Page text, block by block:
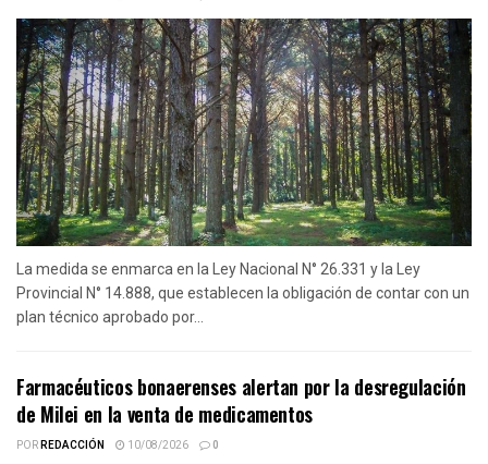
La medida se enmarca en la Ley Nacional N° 26.331 y la Ley
Provincial N° 14.888, que establecen la obligación de contar con un
plan técnico aprobado por...
Farmacéuticos bonaerenses alertan por la desregulación
de Milei en la venta de medicamentos
PORREDACCIÓN 10/08/2026 0